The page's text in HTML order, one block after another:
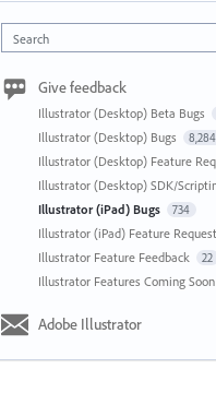
Search
Give feedback
Illustrator (Desktop) Beta Bugs
Illustrator (Desktop) Bugs 8,284
Illustrator (Desktop) Feature
Illustrator (Desktop) SDK/
Illustrator (iPad) Bugs 734
Illustrator (iPad) Feature
Illustrator Feature Feedback 22
Illustrator Features Coming Soon
Adobe Illustrator